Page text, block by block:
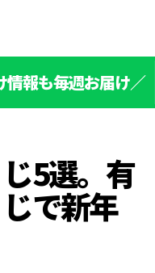
情報も毎週お届け／
5選。有
で新年